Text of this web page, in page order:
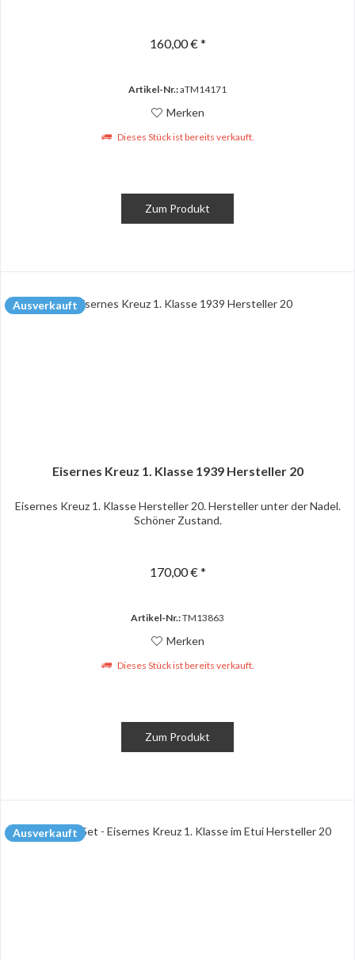
160,00 € *
Artikel-Nr.:aTM14171
Merken
Dieses Stück ist bereits verkauft.
Zum Produkt
Ausverkauft
Eisernes Kreuz 1. Klasse 1939 Hersteller 20
Eisernes Kreuz 1. Klasse Hersteller 20. Hersteller unter der Nadel.
Schöner Zustand.
170,00 € *
Artikel-Nr.:TM13863
Merken
Dieses Stück ist bereits verkauft.
Zum Produkt
Ausverkauft